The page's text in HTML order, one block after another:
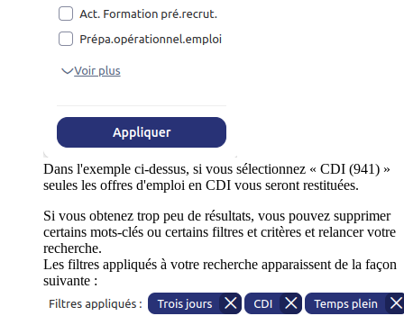
Dans l'exemple ci-dessus, si vous sélectionnez « CDI (941) »
seules les offres d'emploi en CDI vous seront restituées.
Si vous obtenez trop peu de résultats, vous pouvez supprimer
certains mots-clés ou certains filtres et critères et relancer votre
recherche.
Les filtres appliqués à votre recherche apparaissent de la façon
suivante :